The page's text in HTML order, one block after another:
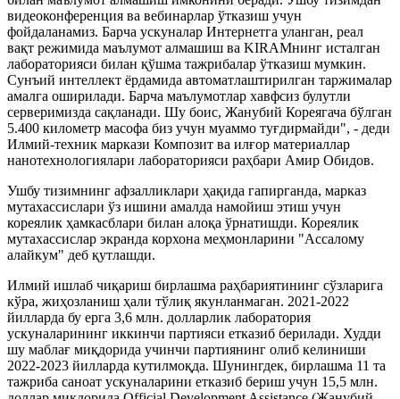
видеоконференция ва вебинарлар ўтказиш учун
фойдаланамиз. Барча ускуналар Интернетга уланган, реал
вақт режимида маълумот алмашиш ва KIRAMнинг исталган
лабораторияси билан қўшма тажрибалар ўтказиш мумкин.
Сунъий интеллект ёрдамида автоматлаштирилган таржималар
амалга оширилади. Барча маълумотлар хавфсиз булутли
серверимизда сақланади. Шу боис, Жанубий Кореягача бўлган
5.400 километр масофа биз учун муаммо туғдирмайди", - деди
Илмий-техник маркази Композит ва илғор материаллар
нанотехнологиялари лабораторияси раҳбари Амир Обидов.
Ушбу тизимнинг афзалликлари ҳақида гапирганда, марказ
мутахассислари ўз ишини амалда намойиш этиш учун
кореялик ҳамкасблари билан алоқа ўрнатишди. Кореялик
мутахассислар экранда корхона меҳмонларини "Ассалому
алайкум" деб қутлашди.
Илмий ишлаб чиқариш бирлашма раҳбариятининг сўзларига
кўра, жиҳозланиш ҳали тўлиқ якунланмаган. 2021-2022
йилларда бу ерга 3,6 млн. долларлик лаборатория
ускуналарининг иккинчи партияси етказиб берилади. Худди
шу маблағ миқдорида учинчи партиянинг олиб келиниши
2022-2023 йилларда кутилмоқда. Шунингдек, бирлашма 11 та
тажриба саноат ускуналарини етказиб бериш учун 15,5 млн.